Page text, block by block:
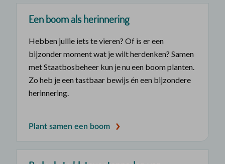
Een boom als herinnering
Hebben jullie iets te vieren? Of is er een
bijzonder moment wat je wilt herdenken? Samen
met Staatbosbeheer kun je nu een boom planten.
Zo heb je een tastbaar bewijs én een bijzondere
herinnering.
Plant samen een boom